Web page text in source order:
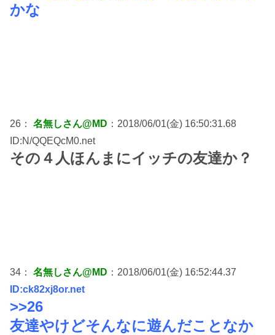
かな
26： 名無しさん@MD ：2018/06/01(金) 16:50:31.68
ID:N/QQEQcM0.net
その４人ほんまにイッチの友達か？
34： 名無しさん@MD ：2018/06/01(金) 16:52:44.37
ID:ck82xj8or.net
>>26
友達やけどそんなに遊んだことなか